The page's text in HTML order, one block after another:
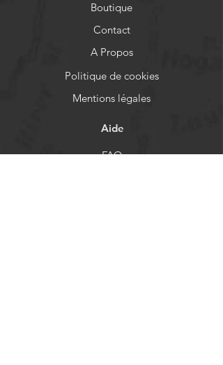
Boutique
Contact
A Propos
Politique de cookies
Mentions légales
Aide
FAQ